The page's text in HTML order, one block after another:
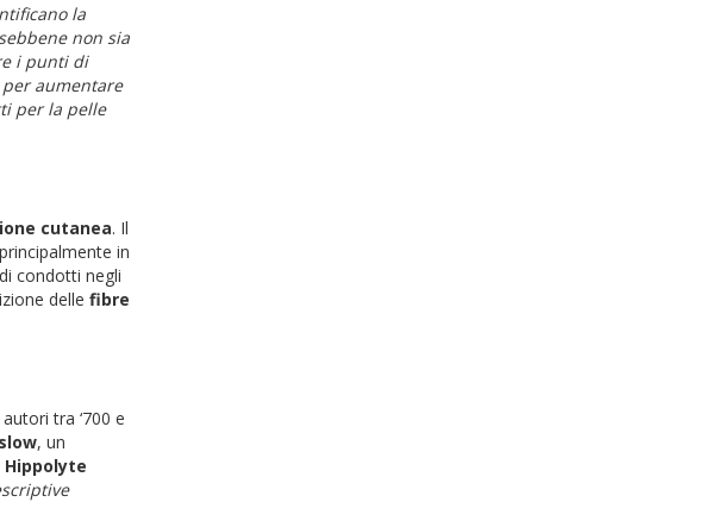
la
non sia
i punti di
aumentare
per la pelle
cutanea. Il
in
condotti negli
delle fibre
tra ‘700 e
, un
Hippolyte